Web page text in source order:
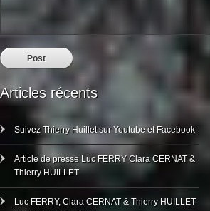
Articles récents
Suivez Thierry Huillet sur Youtube et Facebook
Article de presse Luc FERRY Clara CERNAT &
Thierry HUILLET
Luc FERRY, Clara CERNAT & Thierry HUILLET